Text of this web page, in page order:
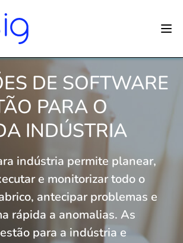
DE SOFTWARE
PARA O
INDÚSTRIA
indústria permite planear,
e monitorizar todo o
antecipar problemas e
rápida a anomalias. As
para a indústria e